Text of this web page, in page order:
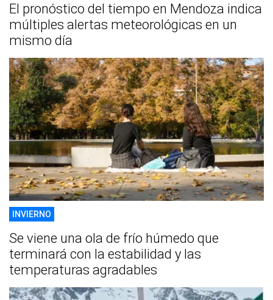
El pronóstico del tiempo en Mendoza indica
múltiples alertas meteorológicas en un
mismo día
INVIERNO
Se viene una ola de frío húmedo que
terminará con la estabilidad y las
temperaturas agradables